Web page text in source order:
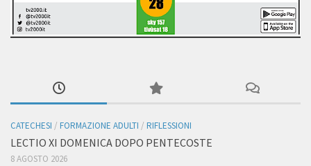
CATECHESI / FORMAZIONE ADULTI / RIFLESSIONI
LECTIO XI DOMENICA DOPO PENTECOSTE
8 AGOSTO 2026